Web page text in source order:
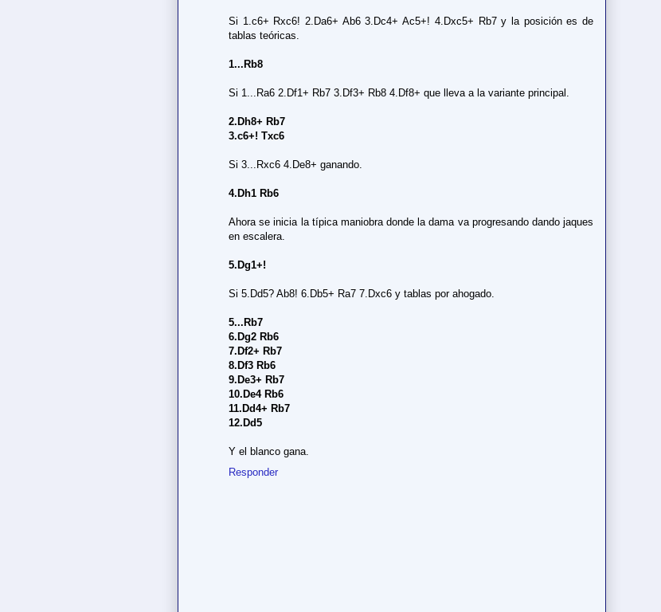
Si 1.c6+ Rxc6! 2.Da6+ Ab6 3.Dc4+ Ac5+! 4.Dxc5+ Rb7 y la posición es de
tablas teóricas.
1...Rb8
Si 1...Ra6 2.Df1+ Rb7 3.Df3+ Rb8 4.Df8+ que lleva a la variante principal.
2.Dh8+ Rb7
3.c6+! Txc6
Si 3...Rxc6 4.De8+ ganando.
4.Dh1 Rb6
Ahora se inicia la típica maniobra donde la dama va progresando dando jaques
en escalera.
5.Dg1+!
Si 5.Dd5? Ab8! 6.Db5+ Ra7 7.Dxc6 y tablas por ahogado.
5...Rb7
6.Dg2 Rb6
7.Df2+ Rb7
8.Df3 Rb6
9.De3+ Rb7
10.De4 Rb6
11.Dd4+ Rb7
12.Dd5
Y el blanco gana.
Responder